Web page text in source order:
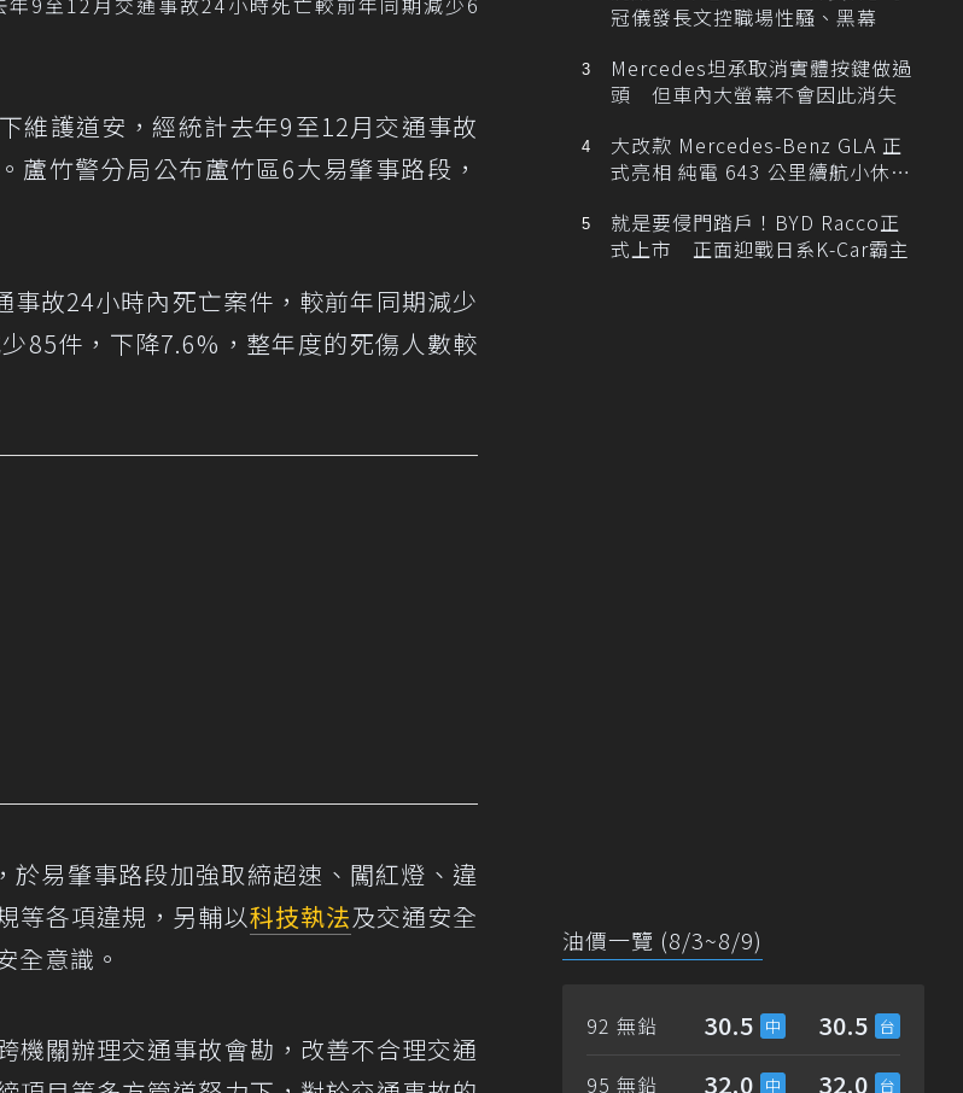
維護道安，經統計去年9至12月交通事故
蘆竹警分局公布蘆竹區6大易肇事路段，
故24小時內死亡案件，較前年同期減少
85件，下降7.6%，整年度的死傷人數較
易肇事路段加強取締超速、闖紅燈、違
等各項違規，另輔以科技執法及交通安全
全意識。
機關辦理交通事故會勘，改善不合理交通
冠儀發長文控職場性騷、黑幕
Mercedes坦承取消實體按鍵做過
頭 但車內大螢幕不會因此消失
大改款 Mercedes-Benz GLA 正
式亮相 純電 643 公里續航小休
就是要侵門踏戶！BYD Racco正
式上市 正面迎戰日系K-Car霸主
油價一覽 (8/3~8/9)
92 無鉛 30.5 30.5
95 無鉛 32.0 32.0